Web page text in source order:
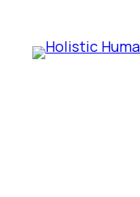
springen